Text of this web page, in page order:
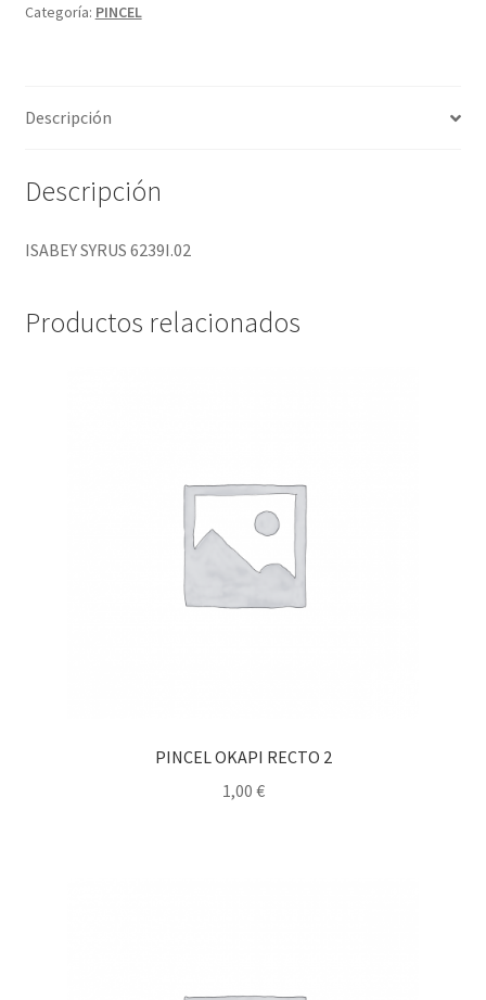
Categoría: PINCEL
Descripción
Descripción
ISABEY SYRUS 6239I.02
Productos relacionados
PINCEL OKAPI RECTO 2
1,00 €